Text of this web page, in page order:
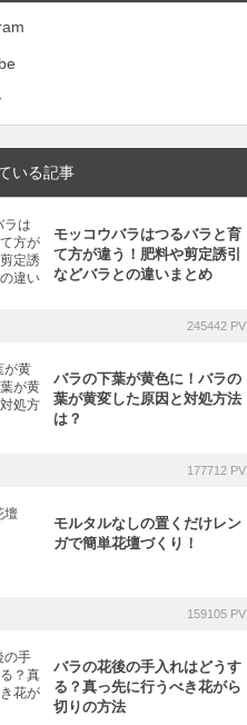
いる記事
モッコウバラはつるバラと育
て方が違う！肥料や剪定誘引
などバラとの違いまとめ
245442 PV
バラの下葉が黄色に！バラの
葉が黄変した原因と対処方法
は？
177712 PV
モルタルなしの置くだけレン
ガで簡単花壇づくり！
159105 PV
バラの花後の手入れはどうす
る？真っ先に行うべき花がら
切りの方法